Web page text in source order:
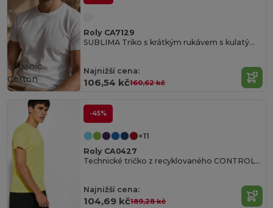
Roly CA7129
SUBLIMA Triko s krátkým rukávem s kulatým průkrčníkem a bočními švy
Najnižší cena:
106,54 kč160,62 kč
Organic
Cotton
-45%
+11
Roly CA0427
Technické tričko z recyklovaného CONTROL-DRY polyesteru
Najnižší cena:
104,69 kč189,28 kč